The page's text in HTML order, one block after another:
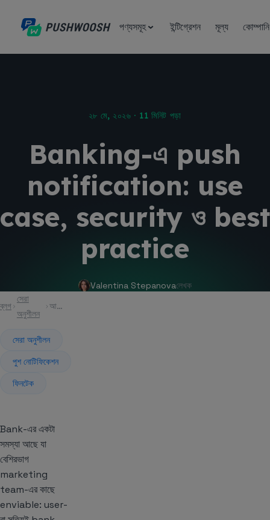
পণ্যসমূহ ইন্টিগ্রেশন মূল্য কোম্পানি
২৮ মে, ২০২৬ · 11 মিনিট পড়া
Banking-এ push
notification: use
case, security ও best
practice
Valentina Stepanovaলেখক
ব্লগ
সেরা
অনুশীলন
আর্টিকেল
সেরা অনুশীলন
পুশ নোটিফিকেশন
ফিনটেক
Bank-এর একটা
সমস্যা আছে যা
বেশিরভাগ
marketing
team-এর কাছে
enviable: user-